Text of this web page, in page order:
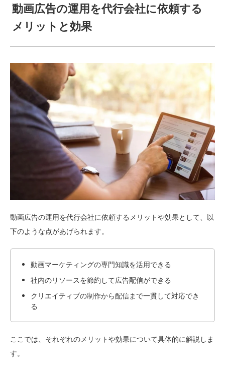
動画広告の運用を代行会社に依頼する
メリットと効果
動画広告の運用を代行会社に依頼するメリットや効果として、以
下のような点があげられます。
動画マーケティングの専門知識を活用できる
社内のリソースを節約して広告配信ができる
クリエイティブの制作から配信まで一貫して対応でき
る
ここでは、それぞれのメリットや効果について具体的に解説しま
す。